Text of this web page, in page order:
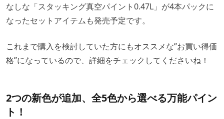
なしな「スタッキング真空パイント0.47L」が4本パックに
なったセットアイテムも発売予定です。
これまで購入を検討していた方にもオススメな”お買い得価
格”になっているので、詳細をチェックしてくださいね！
2つの新色が追加、全5色から選べる万能パイン
ト！